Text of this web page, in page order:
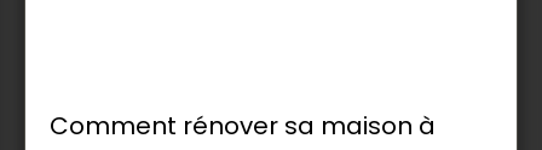
Comment rénover sa maison à